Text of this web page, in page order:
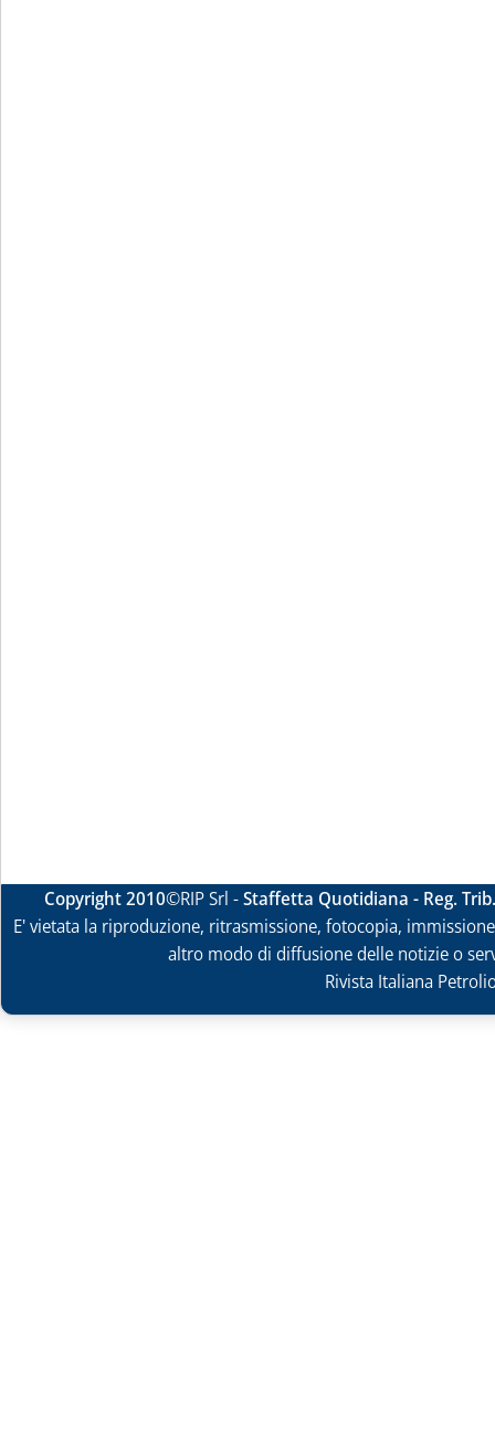
Copyright 2010©RIP Srl -Staffetta Quotidiana - Reg.
E' vietata la riproduzione, ritrasmissione, fotocopia,
altro modo di diffusione delle notizie o
Rivista Italiana